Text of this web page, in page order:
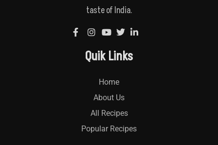
taste of India.
Quik Links
Home
About Us
All Recipes
Popular Recipes